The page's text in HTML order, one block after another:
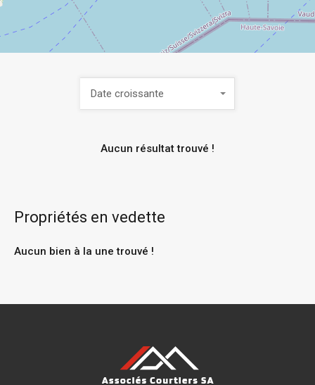
Date croissante
Aucun résultat trouvé !
Propriétés en vedette
Aucun bien à la une trouvé !